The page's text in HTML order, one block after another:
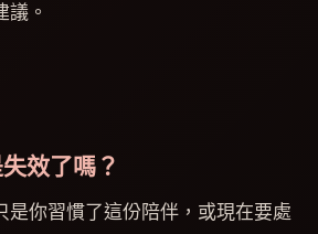
議。
效了嗎？
是你習慣了這份陪伴，或現在要處